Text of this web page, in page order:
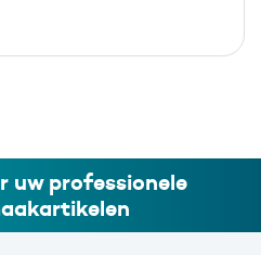
uw professionele